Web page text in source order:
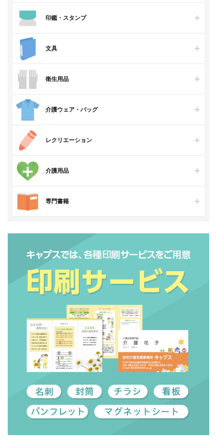
印鑑・スタンプ
文具
衛生用品
介護ウェア・バッグ
レクリエーション
介護用品
専門書籍